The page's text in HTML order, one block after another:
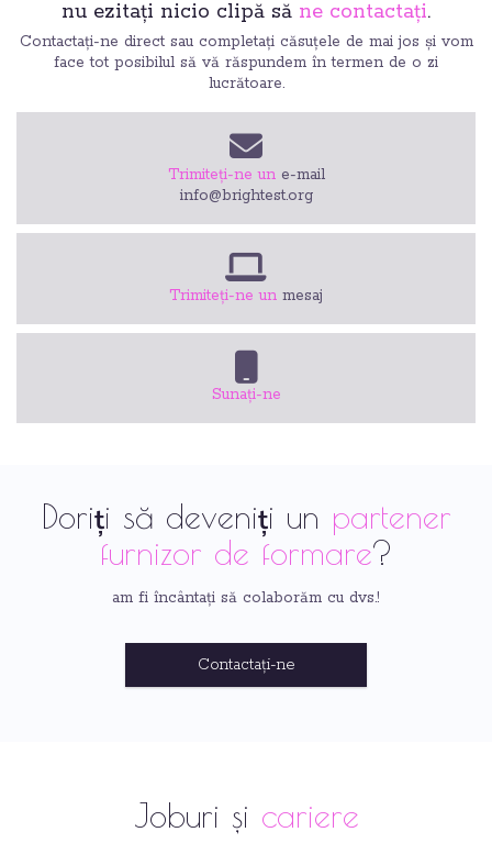
nu ezitați nicio clipă să ne contactați.
Contactați-ne direct sau completați căsuțele de mai jos și vom
face tot posibilul să vă răspundem în termen de o zi
lucrătoare.
Trimiteți-ne une-mail
info@brightest.org
Trimiteți-ne un mesaj
Sunați-ne
Doriți să deveniți un partener
furnizor de formare?
am fi încântați să colaborăm cu dvs.!
Contactați-ne
Joburi și cariere